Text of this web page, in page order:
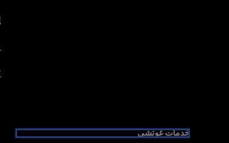
خدمات غوتشي